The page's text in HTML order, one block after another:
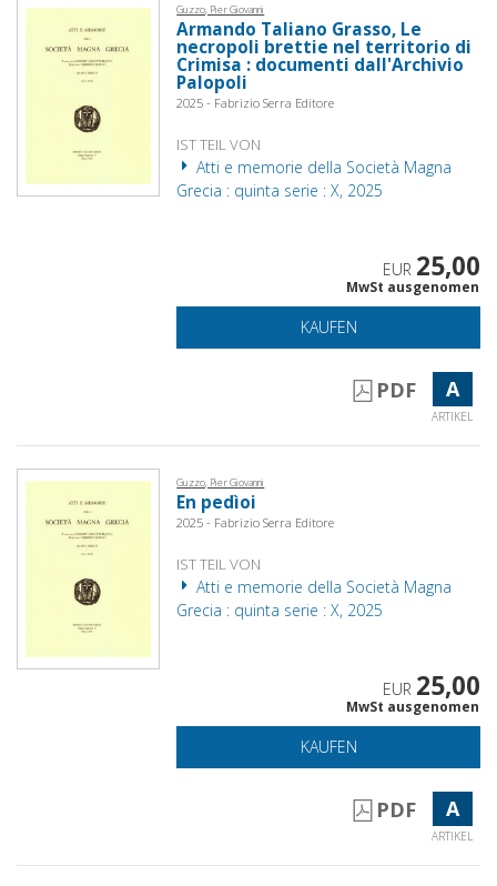
Guzzo, Pier Giovanni
Armando Taliano Grasso, Le
necropoli brettie nel territorio di
Crimisa : documenti dall'Archivio
Palopoli
2025 - Fabrizio Serra Editore
IST TEIL VON
Atti e memorie della Società Magna
Grecia : quinta serie : X, 2025
EUR 25,00
MwSt ausgenomen
KAUFEN
PDF A
ARTIKEL
Guzzo, Pier Giovanni
En pedìoi
2025 - Fabrizio Serra Editore
IST TEIL VON
Atti e memorie della Società Magna
Grecia : quinta serie : X, 2025
EUR 25,00
MwSt ausgenomen
KAUFEN
PDF A
ARTIKEL